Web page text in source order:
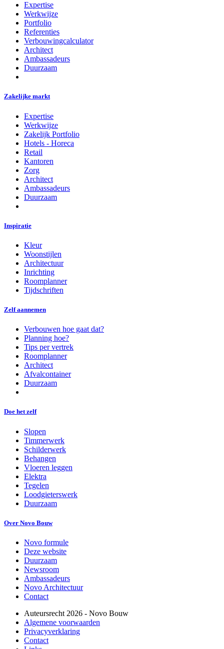
Expertise
Werkwijze
Portfolio
Referenties
Verbouwingcalculator
Architect
Ambassadeurs
Duurzaam
Zakelijke markt
Expertise
Werkwijze
Zakelijk Portfolio
Hotels - Horeca
Retail
Kantoren
Zorg
Architect
Ambassadeurs
Duurzaam
Inspiratie
Kleur
Woonstijlen
Architectuur
Inrichting
Roomplanner
Tijdschriften
Zelf aannemen
Verbouwen hoe gaat dat?
Planning hoe?
Tips per vertrek
Roomplanner
Architect
Afvalcontainer
Duurzaam
Doe het zelf
Slopen
Timmerwerk
Schilderwerk
Behangen
Vloeren leggen
Elektra
Tegelen
Loodgieterswerk
Duurzaam
Over Novo Bouw
Novo formule
Deze website
Duurzaam
Newsroom
Ambassadeurs
Novo Architectuur
Contact
Auteursrecht 2026 - Novo Bouw
Algemene voorwaarden
Privacyverklaring
Contact